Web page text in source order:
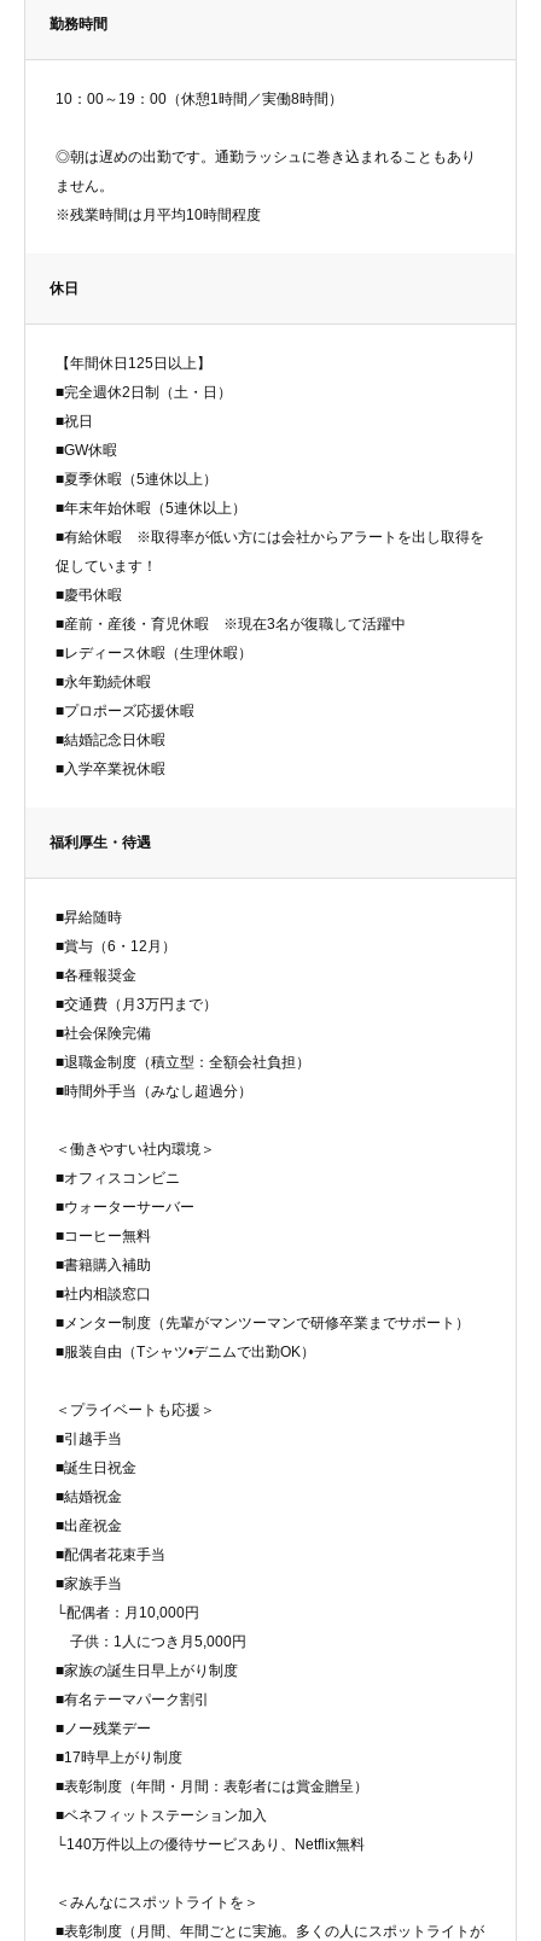
勤務時間
10：00～19：00（休憩1時間／実働8時間）
◎朝は遅めの出勤です。通勤ラッシュに巻き込まれることもあり
ません。
※残業時間は月平均10時間程度
休日
【年間休日125日以上】
■完全週休2日制（土・日）
■祝日
■GW休暇
■夏季休暇（5連休以上）
■年末年始休暇（5連休以上）
■有給休暇 ※取得率が低い方には会社からアラートを出し取得を
促しています！
■慶弔休暇
■産前・産後・育児休暇 ※現在3名が復職して活躍中
■レディース休暇（生理休暇）
■永年勤続休暇
■プロポーズ応援休暇
■結婚記念日休暇
■入学卒業祝休暇
福利厚生・待遇
■昇給随時
■賞与（6・12月）
■各種報奨金
■交通費（月3万円まで）
■社会保険完備
■退職金制度（積立型：全額会社負担）
■時間外手当（みなし超過分）
＜働きやすい社内環境＞
■オフィスコンビニ
■ウォーターサーバー
■コーヒー無料
■書籍購入補助
■社内相談窓口
■メンター制度（先輩がマンツーマンで研修卒業までサポート）
■服装自由（Tシャツ•デニムで出勤OK）
＜プライベートも応援＞
■引越手当
■誕生日祝金
■結婚祝金
■出産祝金
■配偶者花束手当
■家族手当
└配偶者：月10,000円
子供：1人につき月5,000円
■家族の誕生日早上がり制度
■有名テーマパーク割引
■ノー残業デー
■17時早上がり制度
■表彰制度（年間・月間：表彰者には賞金贈呈）
■ベネフィットステーション加入
└140万件以上の優待サービスあり、Netflix無料
＜みんなにスポットライトを＞
■表彰制度（月間、年間ごとに実施。多くの人にスポットライトが